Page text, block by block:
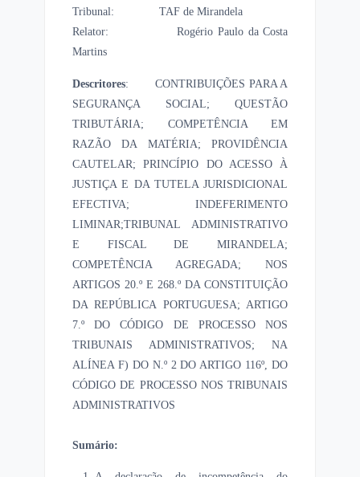
Tribunal: TAF de Mirandela
Relator: Rogério Paulo da Costa
Martins
Descritores: CONTRIBUIÇÕES PARA A
SEGURANÇA SOCIAL; QUESTÃO
TRIBUTÁRIA; COMPETÊNCIA EM
RAZÃO DA MATÉRIA; PROVIDÊNCIA
CAUTELAR; PRINCÍPIO DO ACESSO À
JUSTIÇA E DA TUTELA JURISDICIONAL
EFECTIVA; INDEFERIMENTO
LIMINAR;TRIBUNAL ADMINISTRATIVO
E FISCAL DE MIRANDELA;
COMPETÊNCIA AGREGADA; NOS
ARTIGOS 20.º E 268.º DA CONSTITUIÇÃO
DA REPÚBLICA PORTUGUESA; ARTIGO
7.º DO CÓDIGO DE PROCESSO NOS
TRIBUNAIS ADMINISTRATIVOS; NA
ALÍNEA F) DO N.º 2 DO ARTIGO 116º, DO
CÓDIGO DE PROCESSO NOS TRIBUNAIS
ADMINISTRATIVOS
Sumário: